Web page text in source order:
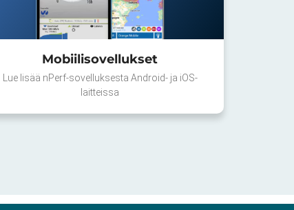
Mobiilisovellukset
Lue lisää nPerf-sovelluksesta Android- ja iOS-
laitteissa